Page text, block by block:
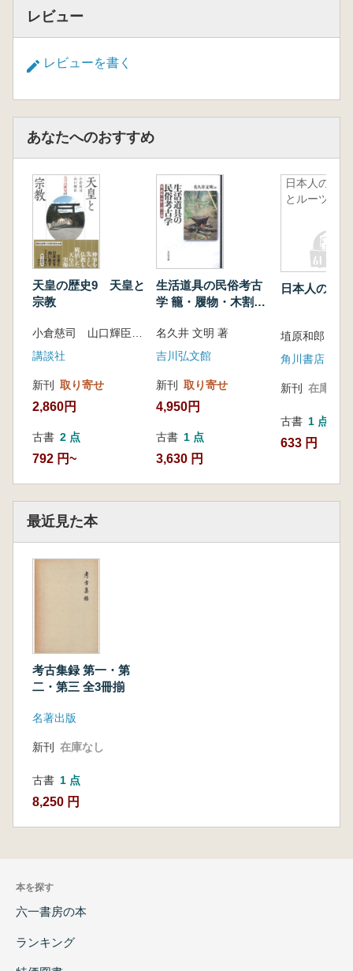
レビュー
レビューを書く
あなたへのおすすめ
天皇の歴史9 天皇と
宗教
小倉慈司 山口輝臣 著
講談社
新刊 取り寄せ
2,860円
古書 2 点
792 円~
生活道具の民俗考古
学 籠・履物・木割り
名久井 文明 著
吉川弘文館
新刊 取り寄せ
4,950円
古書 1 点
3,630 円
日本人の骨
とルーツ
日本人の骨
埴原和郎 著
角川書店
新刊 在庫なし
古書 1 点
633 円
最近見た本
考古集録 第一・第
二・第三 全3冊揃
名著出版
新刊 在庫なし
古書 1 点
8,250 円
本を探す
六一書房の本
ランキング